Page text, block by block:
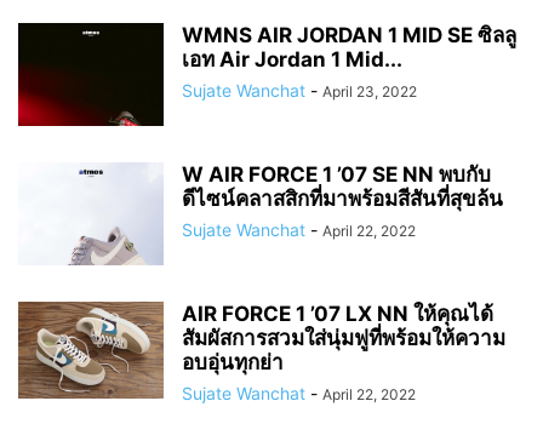
WMNS AIR JORDAN 1 MID SE ซิลลู
เอท Air Jordan 1 Mid...
Sujate Wanchat - April 23, 2022
W AIR FORCE 1 ’07 SE NN พบกับ
ดีไซน์คลาสสิกที่มาพร้อมสีสันที่สุขล้น
Sujate Wanchat - April 22, 2022
AIR FORCE 1 ’07 LX NN ให้คุณได้
สัมผัสการสวมใส่นุ่มฟูที่พร้อมให้ความ
อบอุ่นทุกย่า
Sujate Wanchat - April 22, 2022